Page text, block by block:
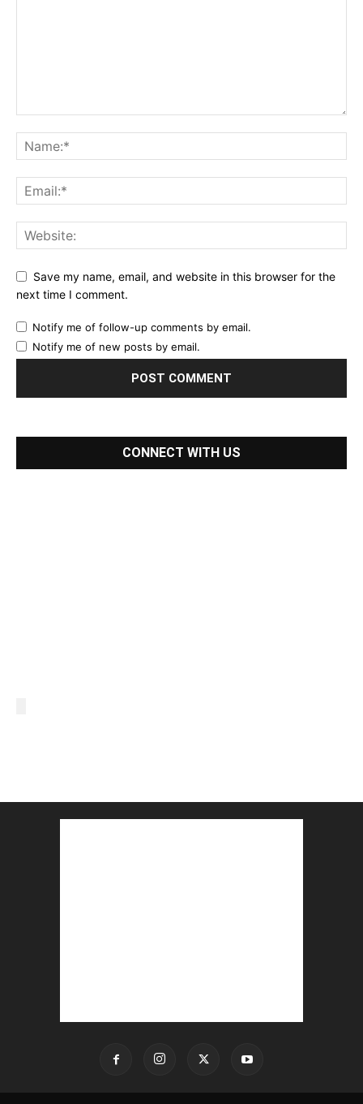
Save my name, email, and website in this browser for the
next time I comment.
Notify me of follow-up comments by email.
Notify me of new posts by email.
CONNECT WITH US